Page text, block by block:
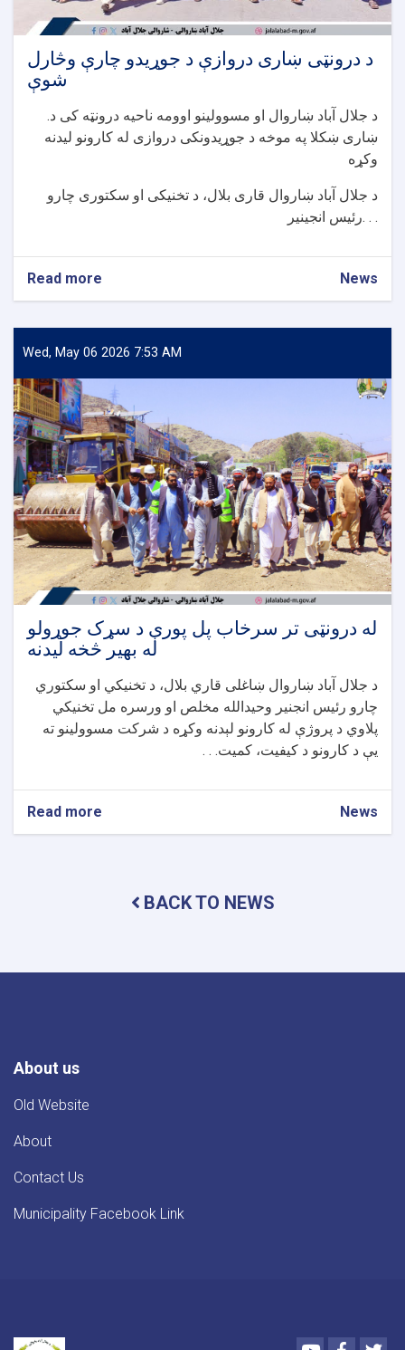
د درونټی ښاری دروازې د جوړیدو چارې وڅارل
شوې
.د جلال آباد ښاروال او مسوولینو اوومه ناحیه درونټه کی د
ښاری ښکلا په موخه د جوړیدونکی دروازی له کارونو لیدنه
وکړه
د جلال آباد ښاروال قاری بلال، د تخنیکی او سکتوری چارو
رئیس انجینیر. . .
Read more
د
ښاری
دروازې
جوړیدو
چارې
وڅارل
شوې
News
Wed, May 06 2026 7:53 AM
له درونټی تر سرخاب پل پورې د سړک جوړولو
له بهیر څخه لیدنه
د جلال آباد ښاروال ښاغلی قاري بلال، د تخنیکي او سکتوري
چارو رئیس انجنیر وحیدالله مخلص او ورسره مل تخنیکي
پلاوي د پروژې له کارونو لېدنه وکړه د شرکت مسوولینو ته
یې د کارونو د کیفیت، کمیت. . .
Read more
له
جوړولو
News
BACK TO NEWS
About us
Old Website
About
Contact Us
Municipality Facebook Link